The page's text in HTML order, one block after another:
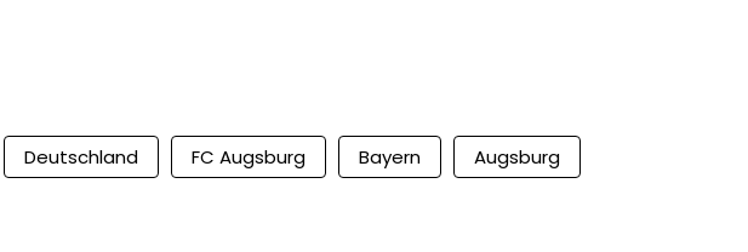
Deutschland FC Augsburg Bayern Augsburg